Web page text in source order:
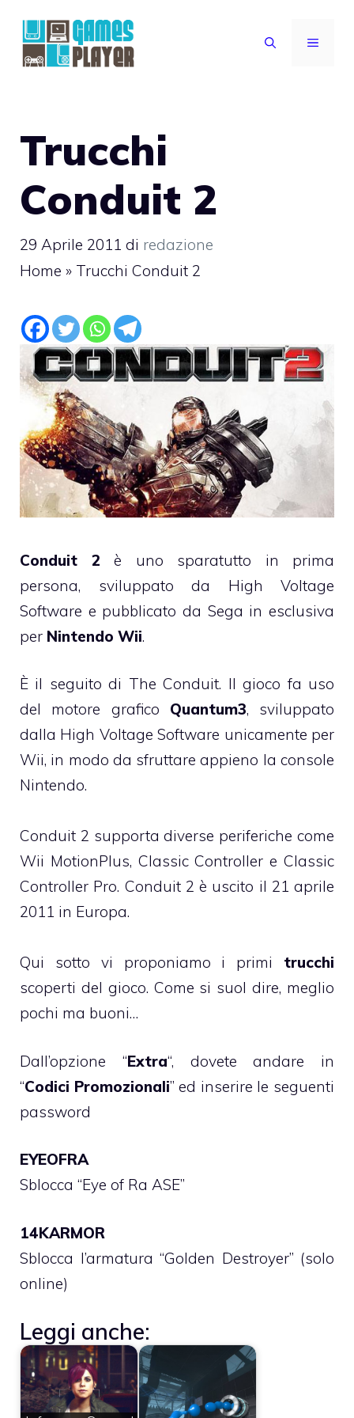
contenuto
MENU
Trucchi
Conduit 2
29 Aprile 2011 di redazione
Home » Trucchi Conduit 2
Conduit 2 è uno sparatutto in prima
persona, sviluppato da High Voltage
Software e pubblicato da Sega in esclusiva
per Nintendo Wii.
È il seguito di The Conduit. Il gioco fa uso
del motore grafico Quantum3, sviluppato
dalla High Voltage Software unicamente per
Wii, in modo da sfruttare appieno la console
Nintendo.
Conduit 2 supporta diverse periferiche come
Wii MotionPlus, Classic Controller e Classic
Controller Pro. Conduit 2 è uscito il 21 aprile
2011 in Europa.
Qui sotto vi proponiamo i primi trucchi
scoperti del gioco. Come si suol dire, meglio
pochi ma buoni…
Dall’opzione “Extra“, dovete andare in
“Codici Promozionali” ed inserire le seguenti
password
EYEOFRA
Sblocca “Eye of Ra ASE”
14KARMOR
Sblocca l’armatura “Golden Destroyer” (solo
online)
Leggi anche: